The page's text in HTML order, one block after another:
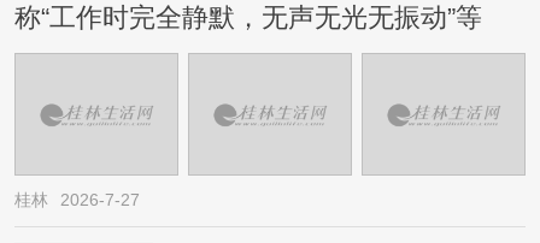
称“工作时完全静默，无声无光无振动”等
桂林 2026-7-27